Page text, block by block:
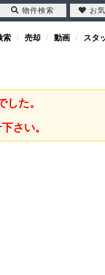
索 売却 動画 スタ
た。
さい。
物件検索 お